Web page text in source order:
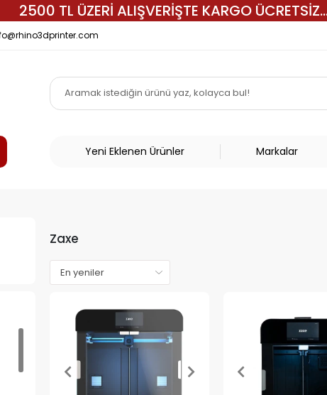
2500 TL ÜZERİ ALIŞVERİŞTE KARGO
Yeni Eklenen Ürünler Markalar
Zaxe